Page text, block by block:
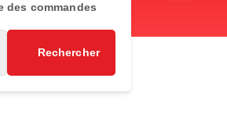
des commandes
Rechercher